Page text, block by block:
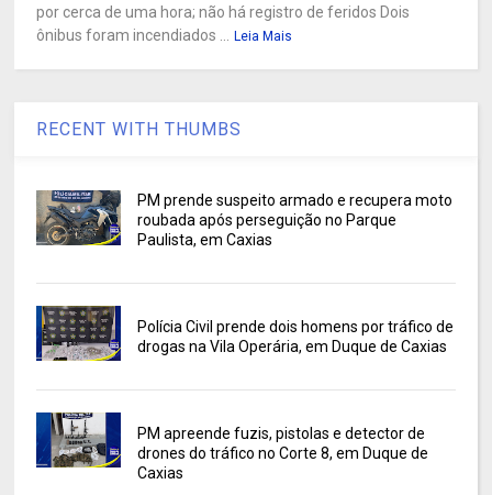
por cerca de uma hora; não há registro de feridos Dois
ônibus foram incendiados ... Leia Mais
RECENT WITH THUMBS
PM prende suspeito armado e recupera moto
roubada após perseguição no Parque
Paulista, em Caxias
Polícia Civil prende dois homens por tráfico de
drogas na Vila Operária, em Duque de Caxias
PM apreende fuzis, pistolas e detector de
drones do tráfico no Corte 8, em Duque de
Caxias